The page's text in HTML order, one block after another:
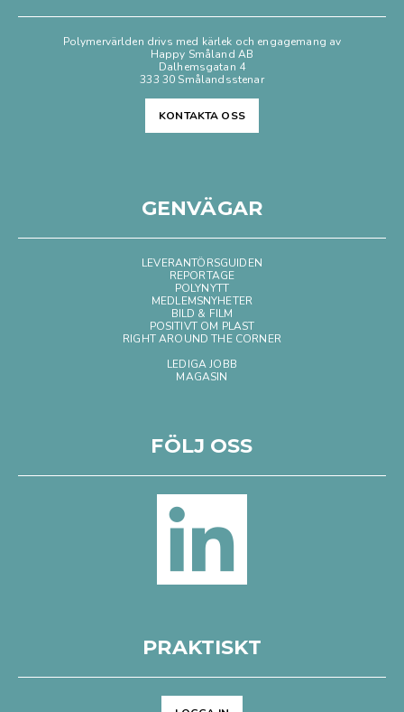
Polymervärlden drivs med kärlek och engagemang av
Happy Småland AB
Dalhemsgatan 4
333 30 Smålandsstenar
KONTAKTA OSS
GENVÄGAR
LEVERANTÖRSGUIDEN
REPORTAGE
POLYNYTT
MEDLEMSNYHETER
BILD & FILM
POSITIVT OM PLAST
RIGHT AROUND THE CORNER
LEDIGA JOBB
MAGASIN
FÖLJ OSS
PRAKTISKT